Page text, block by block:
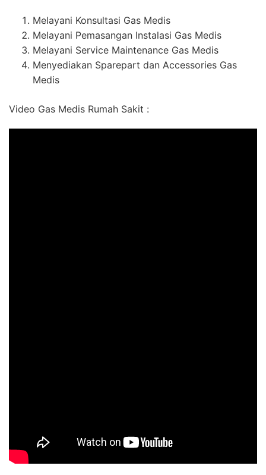
Melayani Konsultasi Gas Medis
Melayani Pemasangan Instalasi Gas Medis
Melayani Service Maintenance Gas Medis
Menyediakan Sparepart dan Accessories Gas
Medis
Video Gas Medis Rumah Sakit :